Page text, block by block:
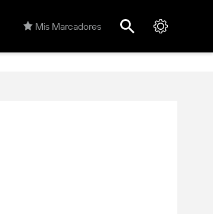
Mis Marcadores